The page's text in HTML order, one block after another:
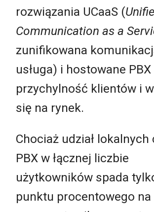
rozwiązania UCaaS (
Communication as a
zunifikowana
usługa) i hostowane
przychylność klientów i
się na rynek.
Chociaż udział lokalnych
PBX w łącznej liczbie
użytkowników spada
punktu procentowego na